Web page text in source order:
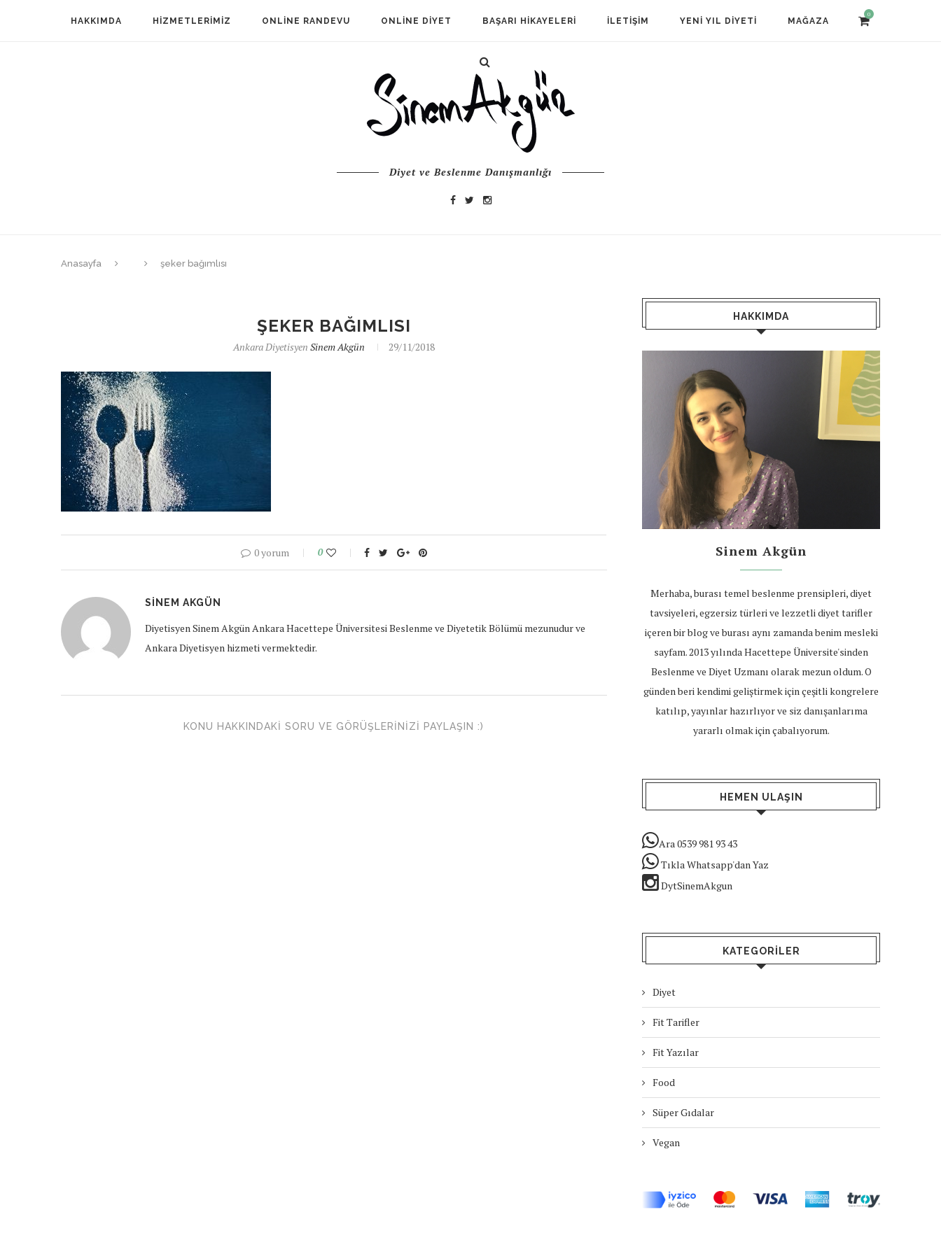
HAKKIMDA HIZMETLERIMIZ ONLINE RANDEVU ONLINE DIYET BAŞARI HIKAYELERI İLETIŞIM YENI YIL DIYETI MAĞAZA
0
Diyet ve Beslenme Danışmanlığı
Anasayfa şeker bağımlısı
ŞEKER BAĞIMLISI
Ankara Diyetisyen Sinem Akgün 29/11/2018
0 yorum 0
SINEM AKGÜN
Diyetisyen Sinem Akgün Ankara Hacettepe Üniversitesi Beslenme ve Diyetetik Bölümü mezunudur ve
Ankara Diyetisyen hizmeti vermektedir.
KONU HAKKINDAKI SORU VE GÖRÜŞLERINIZI PAYLAŞIN :)
HAKKIMDA
Sinem Akgün
Merhaba, burası temel beslenme prensipleri, diyet
tavsiyeleri, egzersiz türleri ve lezzetli diyet tarifler
içeren bir blog ve burası aynı zamanda benim mesleki
sayfam. 2013 yılında Hacettepe Üniversite'sinden
Beslenme ve Diyet Uzmanı olarak mezun oldum. O
günden beri kendimi geliştirmek için çeşitli kongrelere
katılıp, yayınlar hazırlıyor ve siz danışanlarıma
yararlı olmak için çabalıyorum.
HEMEN ULAŞIN
Ara 0539 981 93 43
Tıkla Whatsapp'dan Yaz
DytSinemAkgun
KATEGORILER
Diyet
Fit Tarifler
Fit Yazılar
Food
Süper Gıdalar
Vegan